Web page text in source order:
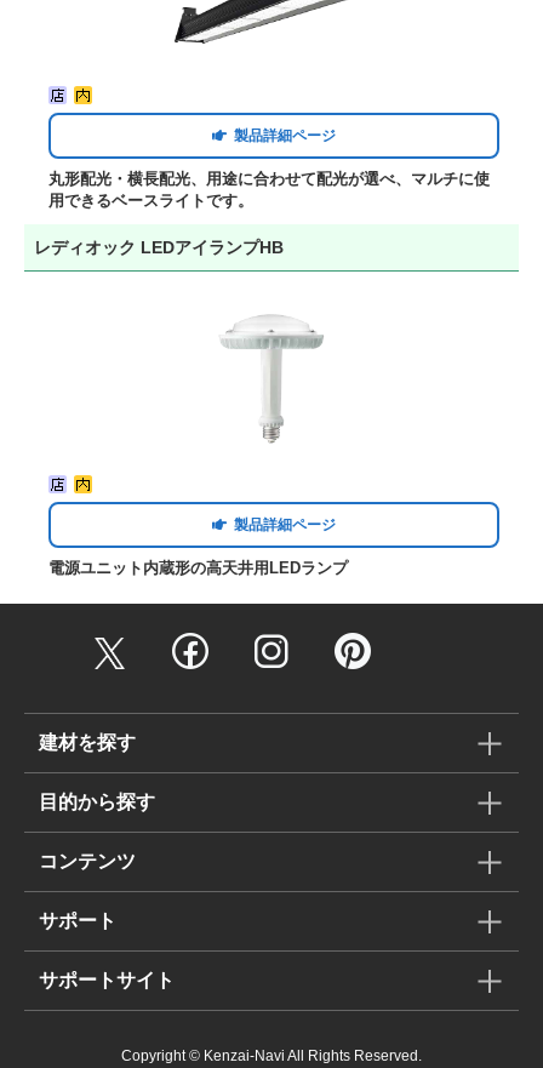
製品詳細ページ
丸形配光・横長配光、用途に合わせて配光が選べ、マルチに使
用できるベースライトです。
レディオック LEDアイランプHB
製品詳細ページ
電源ユニット内蔵形の高天井用LEDランプ
建材を探す
目的から探す
コンテンツ
サポート
サポートサイト
Copyright © Kenzai-Navi All Rights Reserved.